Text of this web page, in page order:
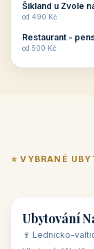
Budete
od 490 Kč
Restaurant -
od 500 Kč
⭐ VYBRANÉ
🏡 penzion
Ubytování
🍷 Lednicko-